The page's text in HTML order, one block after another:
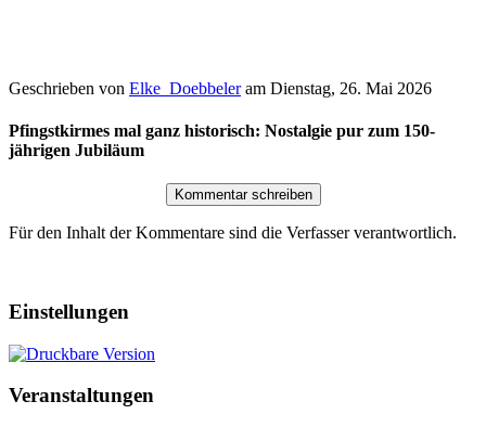
Geschrieben von Elke_Doebbeler am Dienstag, 26. Mai 2026
Pfingstkirmes mal ganz historisch: Nostalgie pur zum 150-
jährigen Jubiläum
Für den Inhalt der Kommentare sind die Verfasser verantwortlich.
Einstellungen
Veranstaltungen